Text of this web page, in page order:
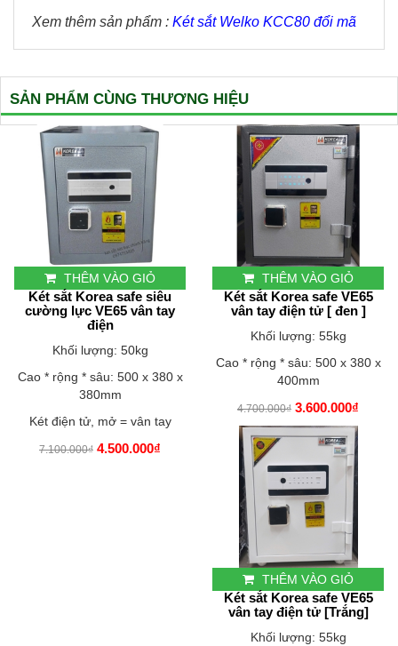
Xem thêm sản phẩm : Két sắt Welko KCC80 đổi mã
SẢN PHẨM CÙNG THƯƠNG HIỆU
THÊM VÀO GIỎ
Két sắt Korea safe siêu
cường lực VE65 vân tay
điện
Khối lượng: 50kg
Cao * rộng * sâu: 500 x 380 x
380mm
Két điện tử, mở = vân tay
7.100.000₫ 4.500.000₫
THÊM VÀO GIỎ
Két sắt Korea safe VE65
vân tay điện tử [ đen ]
Khối lượng: 55kg
Cao * rộng * sâu: 500 x 380 x
400mm
4.700.000₫ 3.600.000₫
THÊM VÀO GIỎ
Két sắt Korea safe VE65
vân tay điện tử [Trắng]
Khối lượng: 55kg